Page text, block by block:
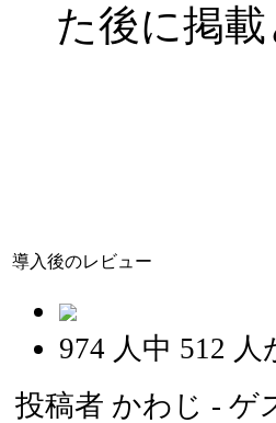
た後に掲
導入後のレビュー
974 人中 512 人
投稿者 かわじ - ゲ